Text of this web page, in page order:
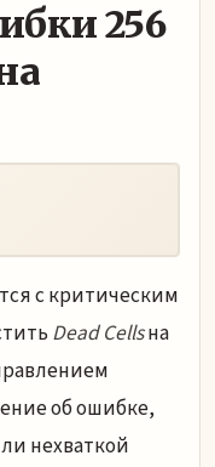
256
с критическим
Dead Cellsна
об ошибке,
нехваткой